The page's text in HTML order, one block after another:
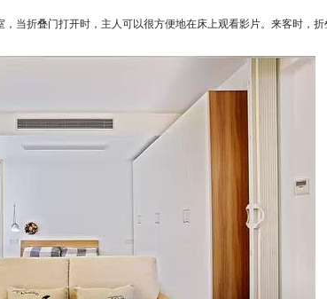
当折叠门打开时，主人可以很方便地在床上观看影片。来客时，